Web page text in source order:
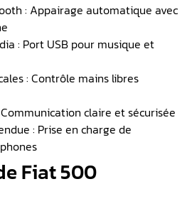
: Appairage automatique avec
: Port USB pour musique et
: Contrôle mains libres
claire et sécurisée
: Prise en charge de
Fiat 500